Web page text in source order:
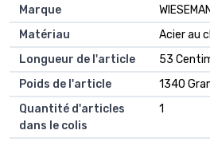
Marque
Matériau
Acier au
Longueur de l'article
53
Poids de l'article
1340
Quantité d'articles
dans le colis
1